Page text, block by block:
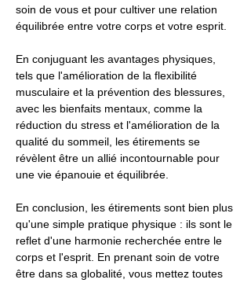
soin de vous et pour cultiver une relation
équilibrée entre votre corps et votre esprit.
En conjuguant les avantages physiques,
tels que l'amélioration de la flexibilité
musculaire et la prévention des blessures,
avec les bienfaits mentaux, comme la
réduction du stress et l'amélioration de la
qualité du sommeil, les étirements se
révèlent être un allié incontournable pour
une vie épanouie et équilibrée.
En conclusion, les étirements sont bien plus
qu'une simple pratique physique : ils sont le
reflet d'une harmonie recherchée entre le
corps et l'esprit. En prenant soin de votre
être dans sa globalité, vous mettez toutes